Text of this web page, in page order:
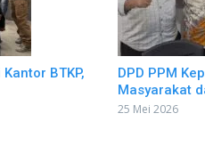
BTKP,
DPD PPM
Masyarakat
25 Mei 2026